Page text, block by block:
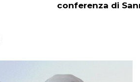
conferenza di